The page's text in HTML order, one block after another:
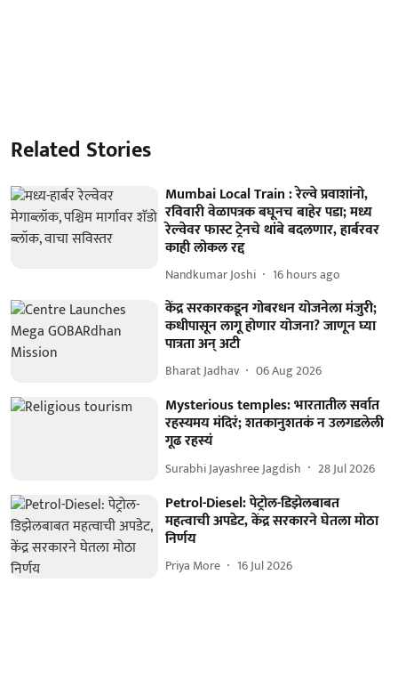
Related Stories
Mumbai Local Train : रेल्वे प्रवाशांनो,
रविवारी वेळापत्रक बघूनच बाहेर पडा; मध्य
रेल्वेवर फास्ट ट्रेनचे थांबे बदलणार, हार्बरवर
काही लोकल रद्द
Nandkumar Joshi 16 hours ago
केंद्र सरकारकडून गोबरधन योजनेला मंजुरी;
कधीपासून लागू होणार योजना? जाणून घ्या
पात्रता अन् अटी
Bharat Jadhav 06 Aug 2026
Mysterious temples: भारतातील सर्वात
रहस्यमय मंदिरं; शतकानुशतकं न उलगडलेली
गूढ रहस्यं
Surabhi Jayashree Jagdish 28 Jul 2026
Petrol-Diesel: पेट्रोल-डिझेलबाबत
महत्वाची अपडेट, केंद्र सरकारने घेतला मोठा
निर्णय
Priya More 16 Jul 2026